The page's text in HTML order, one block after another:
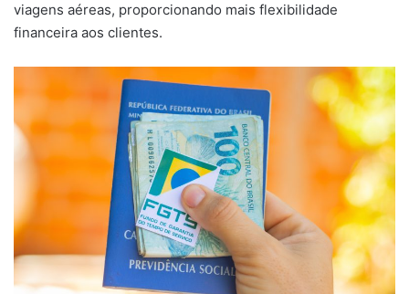
viagens aéreas, proporcionando mais flexibilidade
financeira aos clientes.